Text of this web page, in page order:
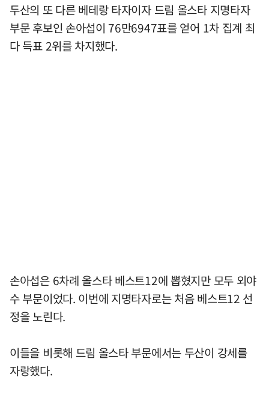
두산의 또 다른 베테랑 타자이자 드림 올스타 지명타자
부문 후보인 손아섭이 76만6947표를 얻어 1차 집계 최
다 득표 2위를 차지했다.
손아섭은 6차례 올스타 베스트12에 뽑혔지만 모두 외야
수 부문이었다. 이번에 지명타자로는 처음 베스트12 선
정을 노린다.
이들을 비롯해 드림 올스타 부문에서는 두산이 강세를
자랑했다.